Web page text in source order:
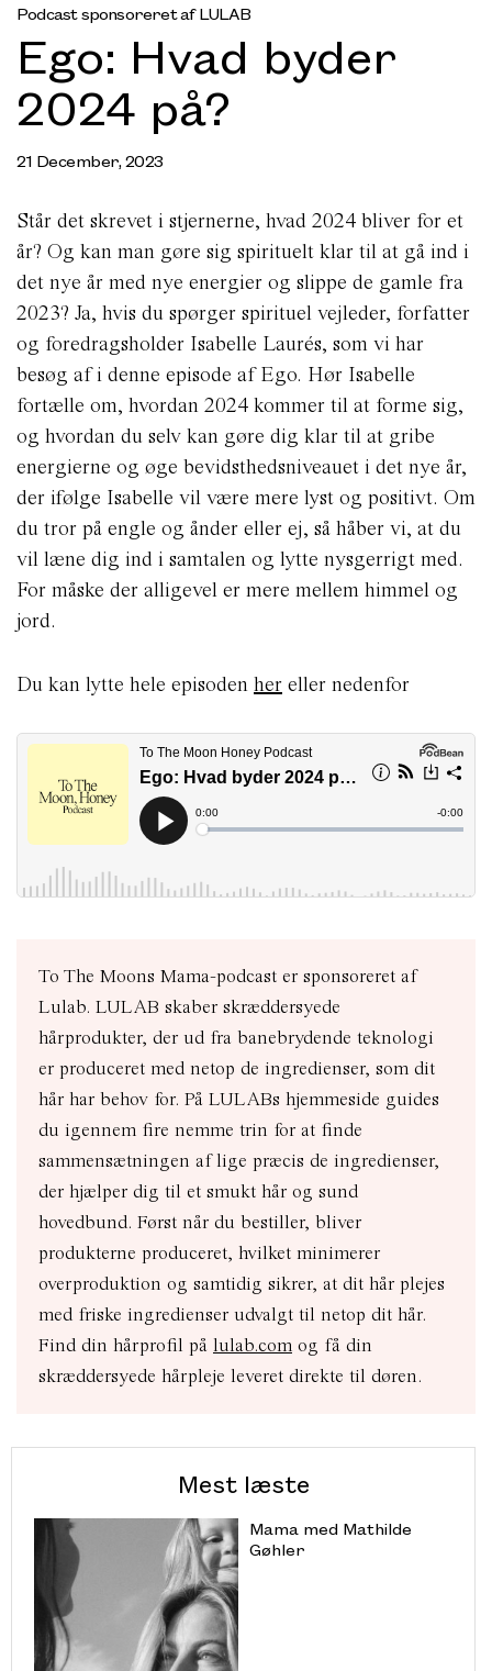
Podcast sponsoreret af LULAB
Ego: Hvad byder
2024 på?
21 December, 2023
Står det skrevet i stjernerne, hvad 2024 bliver for et
år? Og kan man gøre sig spirituelt klar til at gå ind i
det nye år med nye energier og slippe de gamle fra
2023? Ja, hvis du spørger spirituel vejleder, forfatter
og foredragsholder Isabelle Laurés, som vi har
besøg af i denne episode af Ego. Hør Isabelle
fortælle om, hvordan 2024 kommer til at forme sig,
og hvordan du selv kan gøre dig klar til at gribe
energierne og øge bevidsthedsniveauet i det nye år,
der ifølge Isabelle vil være mere lyst og positivt. Om
du tror på engle og ånder eller ej, så håber vi, at du
vil læne dig ind i samtalen og lytte nysgerrigt med.
For måske der alligevel er mere mellem himmel og
jord.
Du kan lytte hele episoden her eller nedenfor
To The Moons Mama-podcast er sponsoreret af
Lulab. LULAB skaber skræddersyede
hårprodukter, der ud fra banebrydende teknologi
er produceret med netop de ingredienser, som dit
hår har behov for. På LULABs hjemmeside guides
du igennem fire nemme trin for at finde
sammensætningen af lige præcis de ingredienser,
der hjælper dig til et smukt hår og sund
hovedbund. Først når du bestiller, bliver
produkterne produceret, hvilket minimerer
overproduktion og samtidig sikrer, at dit hår plejes
med friske ingredienser udvalgt til netop dit hår.
Find din hårprofil på lulab.com og få din
skræddersyede hårpleje leveret direkte til døren.
Mest læste
Mama med Mathilde
Gøhler